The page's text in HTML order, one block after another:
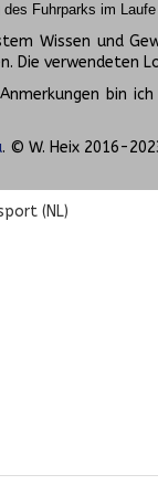
Fuhrparks im
Wissen und
Die verwendeten
Anmerkungen
. © W. Heix 2016-
(NL)